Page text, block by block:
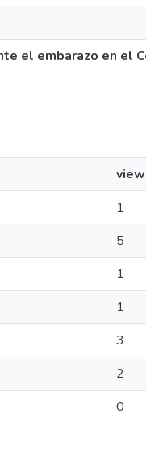
el embarazo en el
1
5
1
1
3
2
0